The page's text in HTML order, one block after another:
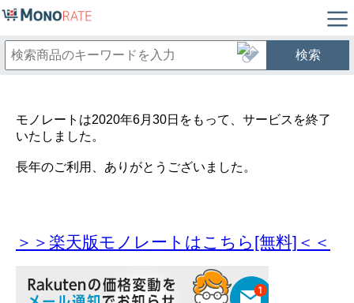
検索
モノレートは2020年6月30日をもって、サービスを終了
いたしました。
長年のご利用、ありがとうございました。
＞＞楽天版モノレートはこちら[無料]＜＜